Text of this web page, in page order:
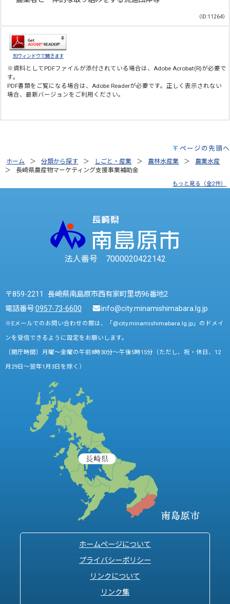
（ID:11264）
別ウィンドウで開きます
※資料としてPDFファイルが添付されている場合は、Adobe Acrobat(R)が必要で
す。
PDF書類をご覧になる場合は、Adobe Readerが必要です。正しく表示されない
場合、最新バージョンをご利用ください。
ページの先頭へ
ホーム 分類から探す しごと・産業 農林水産業
農業水産
長崎県農産物マーケティング支援事業補助金
もっと見る（全2件）
法人番号 7000020422142
〒859-2211 長崎県南島原市西有家町里坊96番地2
電話番号:0957-73-6600 info@city.minamishimabara.lg.jp
※Eメールでのお問い合わせの際は、「@city.minamishimabara.lg.jp」のドメイ
ンを受信できるように設定をお願いします。
〔開庁時間〕月曜～金曜の午前8時30分～午後5時15分（ただし、祝・休日、12
月29日～翌年1月3日を除く）
ホームページについて
プライバシーポリシー
リンクについて
リンク集